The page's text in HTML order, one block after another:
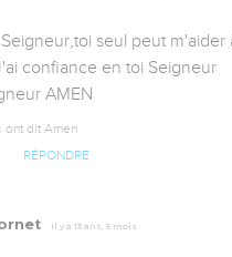
seul peut m'aider
confiance en toi Seigneur
AMEN
ont dit Amen
RÉPONDRE
Il y a 13 ans, 5 mois